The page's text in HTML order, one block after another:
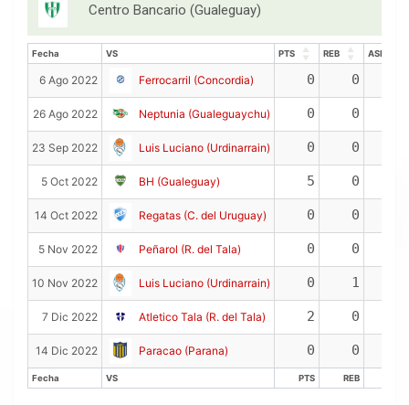
Centro Bancario (Gualeguay)
Fecha VS PTS REB
ASIS
Fecha VS PTS REB
6 Ago 2022 Ferrocarril (Concordia) 0 0
26 Ago 2022 Neptunia (Gualeguaychu) 0 0
23 Sep 2022 Luis Luciano (Urdinarrain) 0 0
5 Oct 2022 BH (Gualeguay) 5 0
14 Oct 2022 Regatas (C. del Uruguay) 0 0
5 Nov 2022 Peñarol (R. del Tala) 0 0
10 Nov 2022 Luis Luciano (Urdinarrain) 0 1
7 Dic 2022 Atletico Tala (R. del Tala) 2 0
14 Dic 2022 Paracao (Parana) 0 0
Fecha VS PTS REB